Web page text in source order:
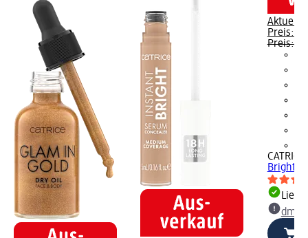
Aktueller
Preis:
Preis:
CATRICE
Bright
dm